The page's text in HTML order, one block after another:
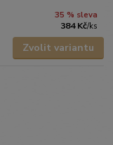
35 % sleva
384 Kč/ks
Zvolit variantu